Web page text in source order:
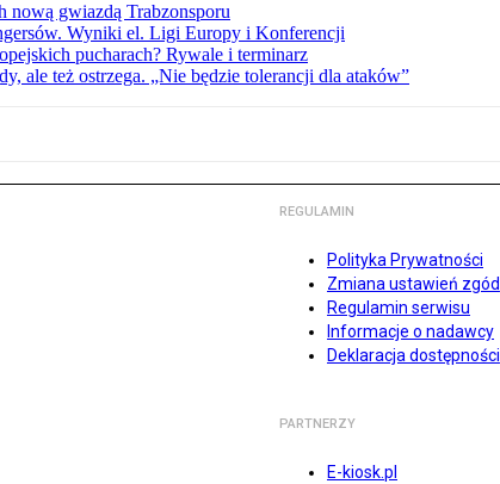
nową gwiazdą Trabzonsporu
Wyniki el. Ligi Europy i Konferencji
pucharach? Rywale i terminarz
ale też ostrzega. „Nie będzie tolerancji dla ataków”
REGULAMIN
Polityka Prywatności
Zmiana ustawień zgód
Regulamin serwisu
Informacje o nadawcy
Deklaracja dostępności
PARTNERZY
E-kiosk.pl